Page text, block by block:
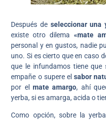
Después de seleccionar una
existe otro dilema«mate
personal y en gustos, nadie
uno. Si es cierto que en caso
que le infundamos tiene que
empañe o supere el sabor
por el mate amargo, ahí
yerba, si es amarga, acida o
Como opción, sobre la